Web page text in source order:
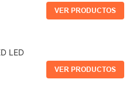
VER PRODUCTOS
LED
VER PRODUCTOS